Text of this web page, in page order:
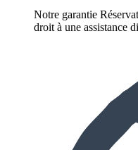
Notre garantie
droit à une assistance